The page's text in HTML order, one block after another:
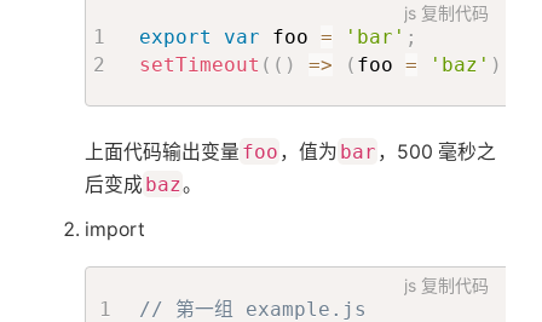
js 复制代码
export var foo = 'bar' ;
setTimeout ( ( ) => ( foo = 'baz' )
上面代码输出变量 foo ，值为 bar ，500 毫秒之
后变成 baz。
import
js 复制代码
// 第一组 example.js